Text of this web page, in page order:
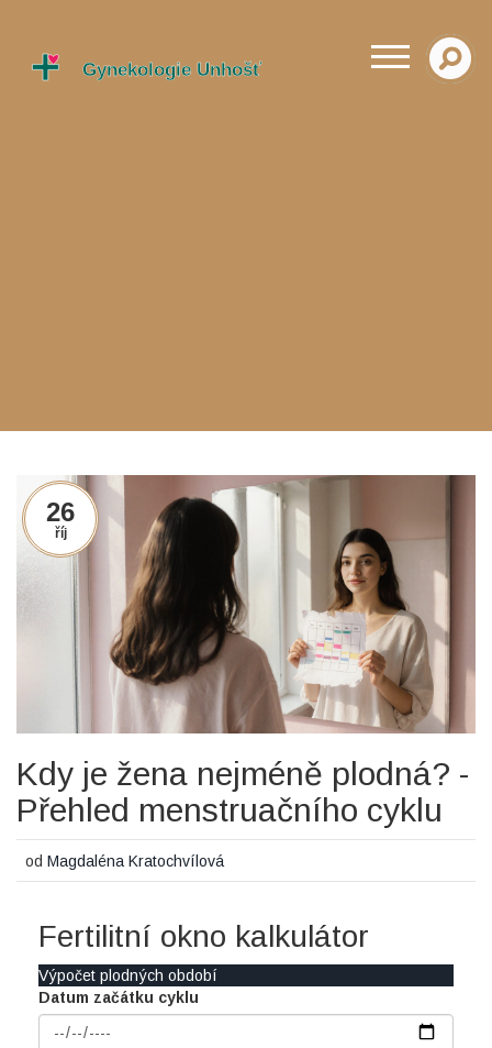
26
říj
Kdy je žena nejméně plodná? -
Přehled menstruačního cyklu
odMagdaléna Kratochvílová
Fertilitní okno kalkulátor
Výpočet plodných období
Datum začátku cyklu